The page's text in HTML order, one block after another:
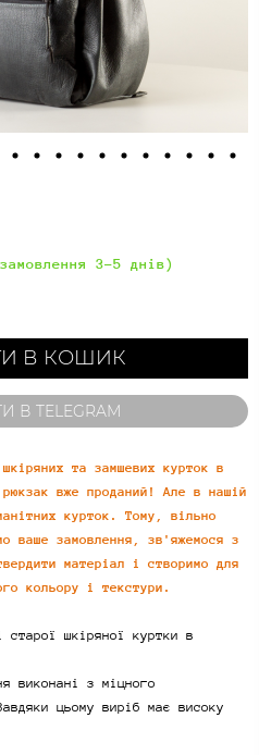
3-5 днів)
В КОШИК
В TELEGRAM
шкіряних та замшевих курток в
вже проданий! Але в нашій
курток. Тому, вільно
ваше замовлення, зв'яжемося з
матеріал і створимо для
кольору і текстури.
старої шкіряної куртки в
виконані з міцного
цьому виріб має високу